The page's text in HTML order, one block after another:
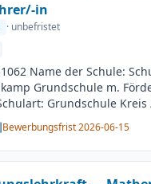
in
· unbefristet
Name der Schule:
Grundschule m.
Grundschule
Besoldungsgruppe
01.06.2026
Bewerbungsfrist 2026-06-15